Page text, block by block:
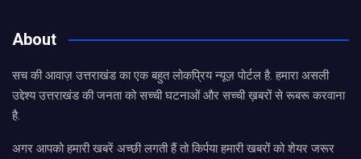
About
सच की आवाज़ उत्तराखंड का एक बहुत लोकप्रिय न्यूज़ पोर्टल है. हमारा असली
उद्देश्य उत्तराखंड की जनता को सच्ची घटनाओं और सच्ची ख़बरों से रूबरू करवाना
है.
अगर आपको हमारी खबरें अच्छी लगती हैं तो किर्पया हमारी खबरों को शेयर जरूर